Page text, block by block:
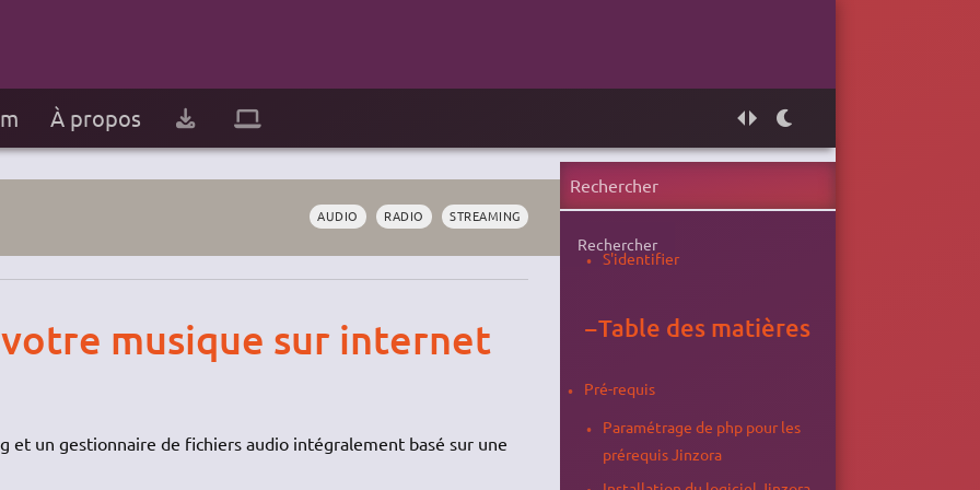
À propos
AUDIO RADIO STREAMING
musique sur internet
un gestionnaire de fichiers audio intégralement basé sur une
Rechercher
S'identifier
−Table des matières
Pré-requis
Paramétrage de php pour les
prérequis Jinzora